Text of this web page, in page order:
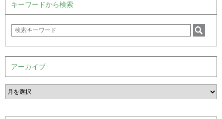
キーワードから検索
アーカイブ